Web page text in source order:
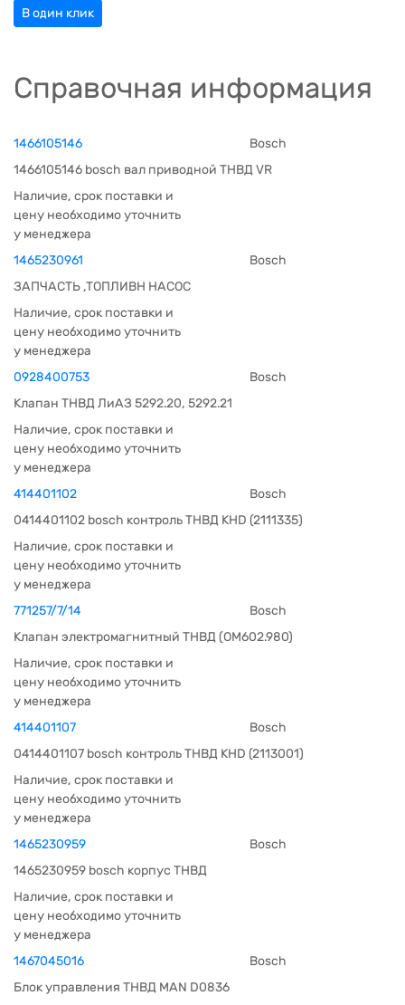
В один клик
Справочная информация
1466105146
Bosch
1466105146 bosch вал приводной ТНВД VR
Наличие, срок поставки и
цену необходимо уточнить
у менеджера
1465230961
Bosch
ЗАПЧАСТЬ ,ТОПЛИВН НАСОС
Наличие, срок поставки и
цену необходимо уточнить
у менеджера
0928400753
Bosch
Клапан ТНВД ЛиАЗ 5292.20, 5292.21
Наличие, срок поставки и
цену необходимо уточнить
у менеджера
414401102
Bosch
0414401102 bosch контроль ТНВД KHD (2111335)
Наличие, срок поставки и
цену необходимо уточнить
у менеджера
771257/7/14
Bosch
Клапан электромагнитный ТНВД (ОМ602.980)
Наличие, срок поставки и
цену необходимо уточнить
у менеджера
414401107
Bosch
0414401107 bosch контроль ТНВД KHD (2113001)
Наличие, срок поставки и
цену необходимо уточнить
у менеджера
1465230959
Bosch
1465230959 bosch корпус ТНВД
Наличие, срок поставки и
цену необходимо уточнить
у менеджера
1467045016
Bosch
Блок управления ТНВД MAN D0836